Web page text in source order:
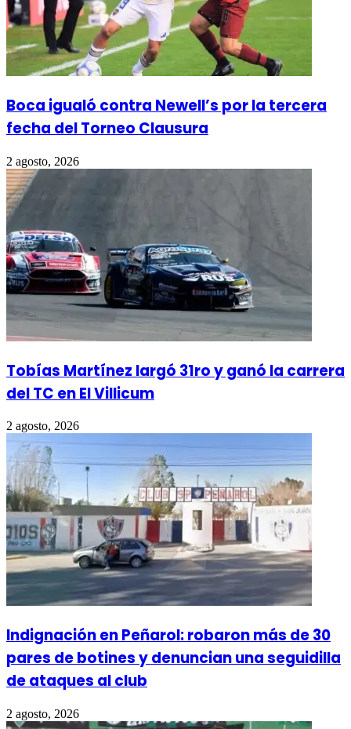
Boca igualó contra Newell’s por la tercera
fecha del Torneo Clausura
2 agosto, 2026
Tobías Martínez largó 31ro y ganó la carrera
del TC en El Villicum
2 agosto, 2026
Indignación en Peñarol: robaron más de 30
pares de botines y denuncian una seguidilla
de ataques al club
2 agosto, 2026